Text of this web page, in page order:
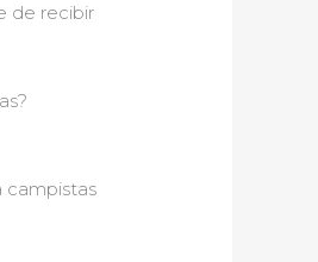
de recibir
campistas